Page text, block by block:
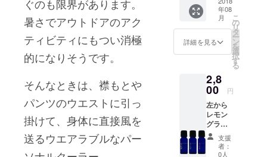
ぐのも限界があります。
暑さでアウトドアのアク
ティビティにもつい消極
的になりそうです。
そんなときは、襟もとや
パンツのウエストに引っ
掛けて、身体に直接風を
送るウエアラブルなパー
援する
場合の
み、支
援でき
ます。※
blö本体
が確認
できな
い場合
キャン
セルと
なりま
す。
年08
月
詳細を見る
こ
の
リ
タ
ー
ン
を
選
択
す
る
2,8
00 円
左から
レモン
グラ
ス、ペ
パーミ
ント、
支援
者：
0人